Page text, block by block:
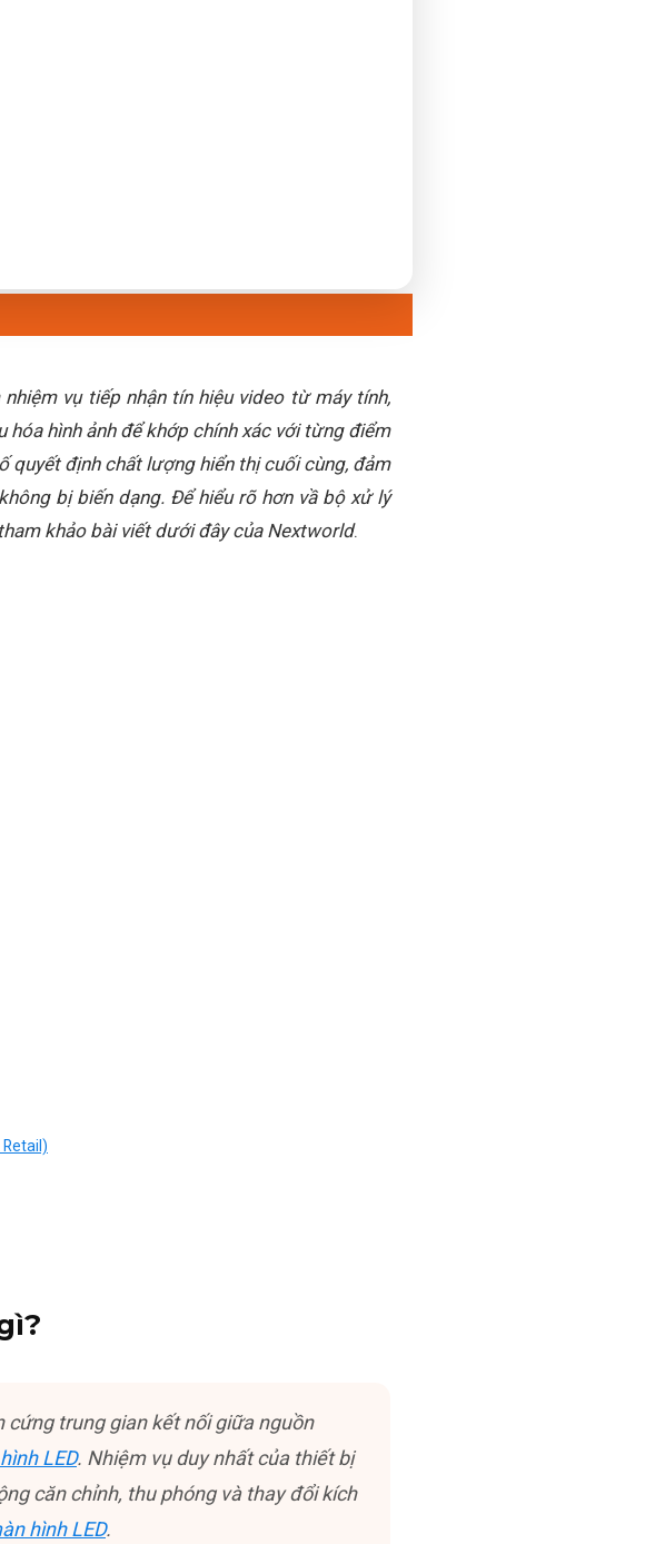
vụ tiếp nhận tín hiệu video từ máy tính,
hình ảnh để khớp chính xác với từng điểm
quyết định chất lượng hiển thị cuối cùng, đảm
bị biến dạng. Để hiểu rõ hơn vầ bộ xử lý
khảo bài viết dưới đây của Nextworld.
cứng trung gian kết nối giữa nguồn
LED. Nhiệm vụ duy nhất của thiết bị
căn chỉnh, thu phóng và thay đổi kích
hình LED.